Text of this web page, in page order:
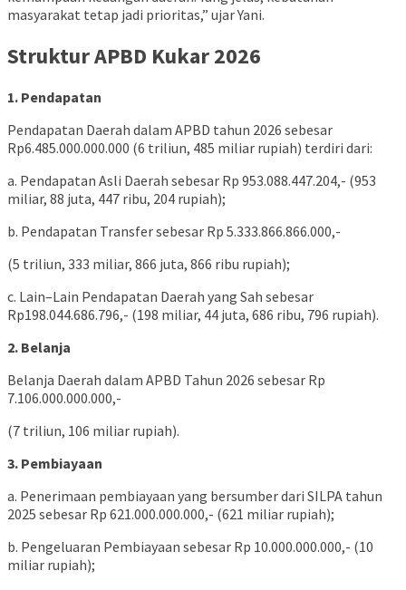
masyarakat tetap jadi prioritas,” ujar Yani.
Struktur APBD Kukar 2026
1. Pendapatan
Pendapatan Daerah dalam APBD tahun 2026 sebesar
Rp6.485.000.000.000 (6 triliun, 485 miliar rupiah) terdiri dari:
a. Pendapatan Asli Daerah sebesar Rp 953.088.447.204,- (953
miliar, 88 juta, 447 ribu, 204 rupiah);
b. Pendapatan Transfer sebesar Rp 5.333.866.866.000,-
(5 triliun, 333 miliar, 866 juta, 866 ribu rupiah);
c. Lain–Lain Pendapatan Daerah yang Sah sebesar
Rp198.044.686.796,- (198 miliar, 44 juta, 686 ribu, 796 rupiah).
2. Belanja
Belanja Daerah dalam APBD Tahun 2026 sebesar Rp
7.106.000.000.000,-
(7 triliun, 106 miliar rupiah).
3. Pembiayaan
a. Penerimaan pembiayaan yang bersumber dari SILPA tahun
2025 sebesar Rp 621.000.000.000,- (621 miliar rupiah);
b. Pengeluaran Pembiayaan sebesar Rp 10.000.000.000,- (10
miliar rupiah);